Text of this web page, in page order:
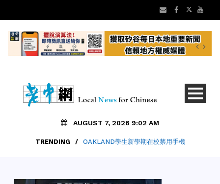
AUGUST 7, 2026 9:02 AM
TRENDING / OAKLAND學生新學期在校禁用手機